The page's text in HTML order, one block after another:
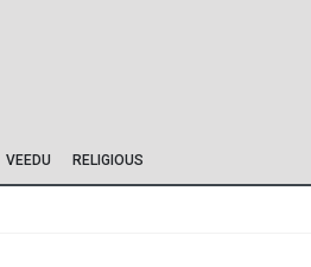
VEEDU RELIGIOUS